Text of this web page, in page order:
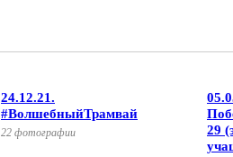
24.12.21.
#ВолшебныйТрамвай
22 фотографии
29